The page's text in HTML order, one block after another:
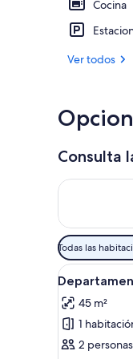
Cocina
Ver todos
Consulta
Consulta la
Filtros
disponibles
para
las
habitaciones
Todas las
Ver
todas
las
fotos
de
7
45 m²
1
2 personas